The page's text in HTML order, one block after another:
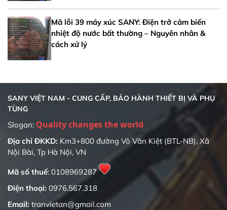
Mã lỗi 39 máy xúc SANY: Điện trở cảm biến
nhiệt độ nước bất thường – Nguyên nhân &
cách xử lý
SANY VIỆT NAM - CUNG CẤP, BẢO HÀNH THIẾT BỊ VÀ PHỤ
TÙNG
Slogan: Quality changes the world
Địa chỉ ĐKKD: Km3+800 đường Võ Văn Kiệt (BTL-NB), Xã
Nội Bài, Tp Hà Nội, VN
Mã số thuế: 0108969287
Điện thoại: 0976.567.318
Email: tranvietan@gmail.com